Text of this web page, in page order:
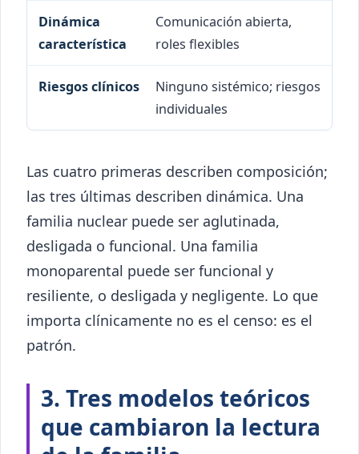
Comunicación abierta,
roles flexibles
Ninguno sistémico; riesgos
individuales
Las cuatro primeras describen composición;
las tres últimas describen dinámica. Una
familia nuclear puede ser aglutinada,
desligada o funcional. Una familia
monoparental puede ser funcional y
resiliente, o desligada y negligente. Lo que
importa clínicamente no es el censo: es el
patrón.
3. Tres modelos teóricos
que cambiaron la lectura